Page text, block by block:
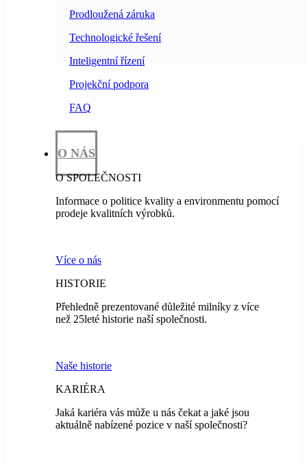
Prodloužená záruka
Technologické řešení
Inteligentní řízení
Projekční podpora
FAQ
O NÁS
O SPOLEČNOSTI
Informace o politice kvality a environmentu pomocí
prodeje kvalitních výrobků.
Více o nás
HISTORIE
Přehledně prezentované důležité milníky z více
než 25leté historie naší společnosti.
Naše historie
KARIÉRA
Jaká kariéra vás může u nás čekat a jaké jsou
aktuálně nabízené pozice v naší společnosti?